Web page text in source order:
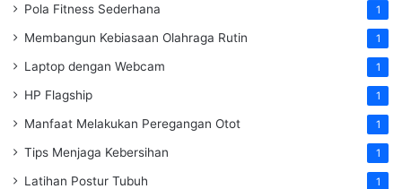
Pola Fitness Sederhana 1
Membangun Kebiasaan Olahraga Rutin 1
Laptop dengan Webcam 1
HP Flagship 1
Manfaat Melakukan Peregangan Otot 1
Tips Menjaga Kebersihan 1
Latihan Postur Tubuh 1